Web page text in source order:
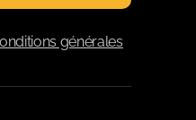
générales